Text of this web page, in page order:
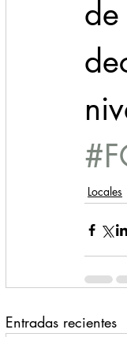
Locales
Entradas recientes